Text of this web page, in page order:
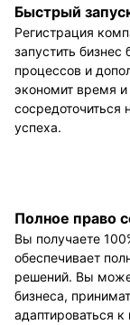
Быстрый
Регистрация
запустить
процессов и
экономит время
сосредоточиться
успеха.
Полное право
Вы получаете
обеспечивает
решений. Вы
бизнеса,
адаптироваться